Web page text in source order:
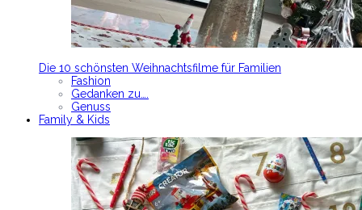
Die 10 schönsten Weihnachtsfilme für Familien
Fashion
Gedanken zu….
Genuss
Family & Kids